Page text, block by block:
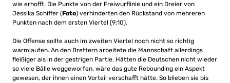
wie erhofft. Die Punkte von der Freiwurflinie und ein Dreier von
Jessika Schiffer (Foto) verhinderten den Rückstand von mehreren
Punkten nach dem ersten Viertel (9:10).
Die Offense sollte auch im zweiten Viertel noch nicht so richtig
warmlaufen. An den Brettern arbeitete die Mannschaft allerdings
fleißiger als in der gestrigen Partie. Hätten die Deutschen nicht wieder
so viele Bälle weggeworfen, wäre das gute Rebounding ein Aspekt
gewesen, der ihnen einen Vorteil verschafft hätte. So blieben sie bis